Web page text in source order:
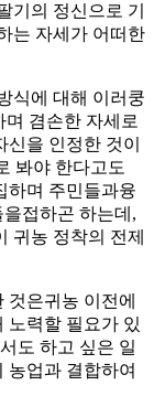
기의 정신으로 기
는 자세가 어떠한
식에 대해 이러쿵
며 겸손한 자세로
을 인정한 것이
봐야 한다고도
하며 주민들과융
접하곤 하는데,
귀농 정착의 전제
은귀농 이전에
노력할 필요가 있
도 하고 싶은 일
농업과 결합하여